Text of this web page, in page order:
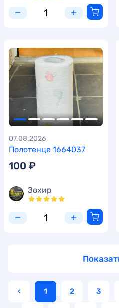
Полотенце 1664037
07.08.2026
100 ₽
Зохир
‹ 1 2 3